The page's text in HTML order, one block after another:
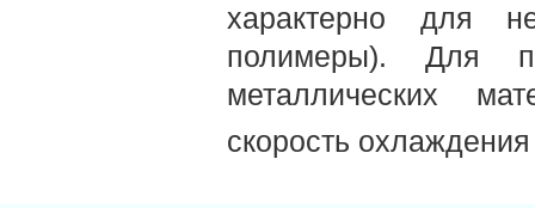
характерно для
полимеры). Для
металлических
скорость